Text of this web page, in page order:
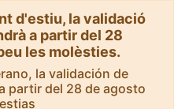
d'estiu, la validació
a partir del 28
les molèsties.
la validación de
partir del 28 de agosto